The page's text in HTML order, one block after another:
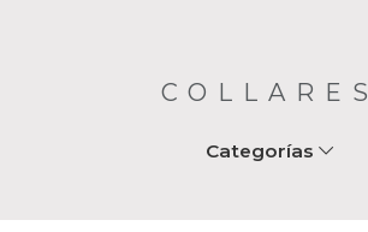
COLLARES
Categorías